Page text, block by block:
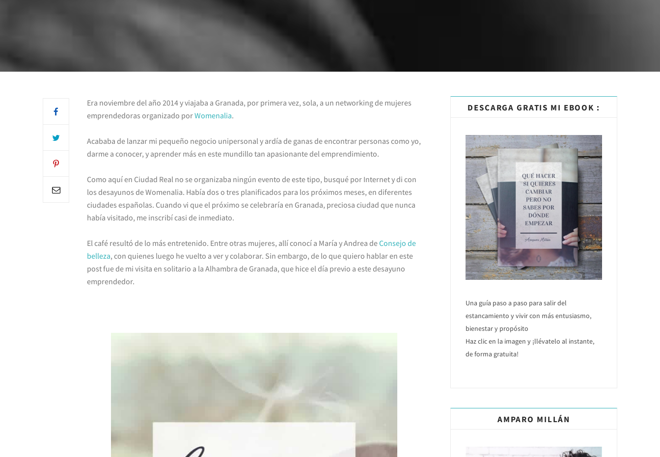
Era noviembre del año 2014 y viajaba a Granada, por primera vez, sola, a un networking de mujeres
emprendedoras organizado porWomenalia.
Acababa de lanzar mi pequeño negocio unipersonal y ardía de ganas de encontrar personas como yo,
darme a conocer, y aprender más en este mundillo tan apasionante del emprendimiento.
Como aquí en Ciudad Real no se organizaba ningún evento de este tipo, busqué por Internet y di con
los desayunos de Womenalia. Había dos o tres planificados para los próximos meses, en diferentes
ciudades españolas. Cuando vi que el próximo se celebraría en Granada, preciosa ciudad que nunca
había visitado, me inscribí casi de inmediato.
El café resultó de lo más entretenido. Entre otras mujeres, allí conocí a María y Andrea deConsejo de
belleza, con quienes luego he vuelto a ver y colaborar. Sin embargo, de lo que quiero hablar en este
post fue de mi visita en solitario a la Alhambra de Granada, que hice el día previo a este desayuno
emprendedor.
DESCARGA GRATIS MI EBOOK :
Una guía paso a paso para salir del
estancamiento y vivir con más entusiasmo,
bienestar y propósito
Haz clic en la imagen y ¡llévatelo al instante,
de forma gratuita!
AMPARO MILLÁN